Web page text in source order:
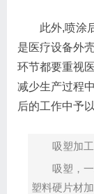
此外,喷涂后
是医疗设备外
环节都要重视
减少生产过程
后的工作中予
吸塑加
吸塑，
塑料硬片材